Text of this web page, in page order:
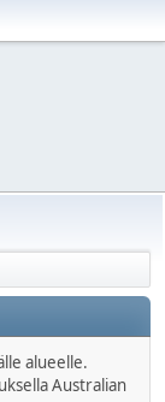
alueelle.
Australian